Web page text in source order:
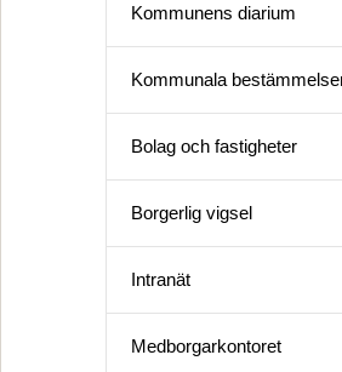
Kommunens diarium
Kommunala
Bolag och fastigheter
Borgerlig vigsel
Intranät
Medborgarkontoret